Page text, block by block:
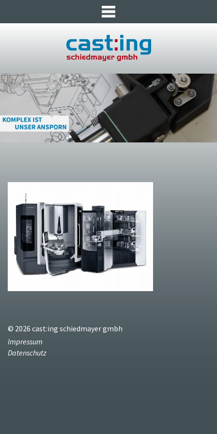
© 2026 cast:ing schiedmayer gmbh
Impressum
Datenschutz